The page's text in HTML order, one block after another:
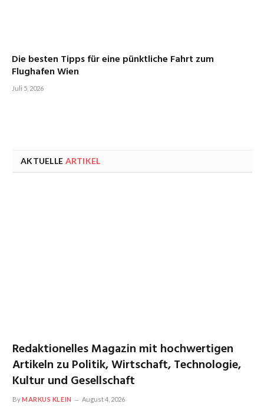
Die besten Tipps für eine pünktliche Fahrt zum
Flughafen Wien
Juli 5, 2026
AKTUELLE ARTIKEL
Redaktionelles Magazin mit hochwertigen
Artikeln zu Politik, Wirtschaft, Technologie,
Kultur und Gesellschaft
ByMARKUS KLEIN August 4, 2026